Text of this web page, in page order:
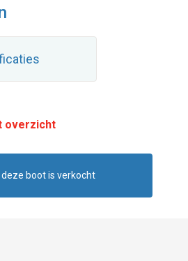
overzicht
deze boot is verkocht